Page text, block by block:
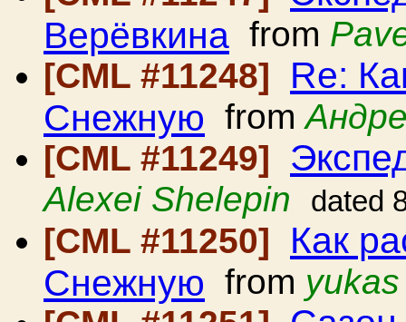
Верёвкина from
[CML #11248]
Re:
Снежную from
[CML #11249]
Alexei Shelepin dated
[CML #11250] Как
Снежную from yukas